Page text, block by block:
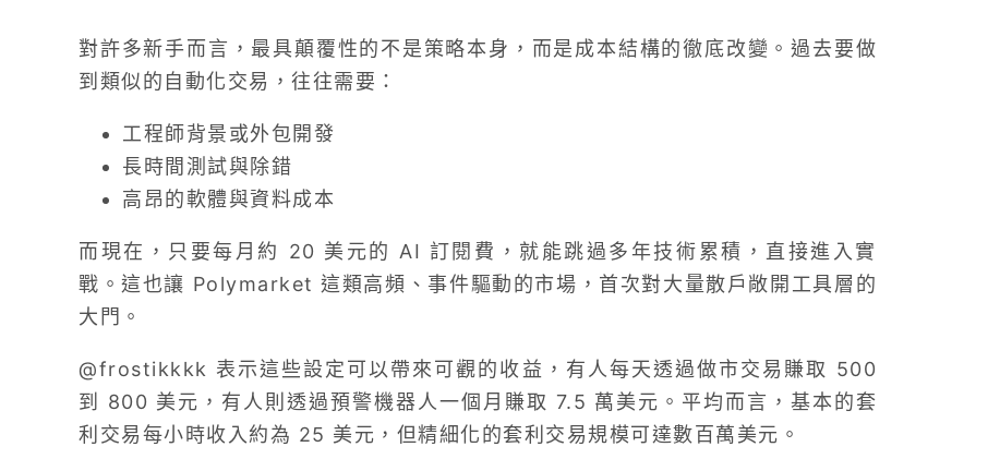
對許多新手而言，最具顛覆性的不是策略本身，而是成本結構的徹底改變。過去要做
到類似的自動化交易，往往需要：
工程師背景或外包開發
長時間測試與除錯
高昂的軟體與資料成本
而現在，只要每月約 20 美元的 AI 訂閱費，就能跳過多年技術累積，直接進入實
戰。這也讓 Polymarket 這類高頻、事件驅動的市場，首次對大量散戶敞開工具層的
大門。
@frostikkkk 表示這些設定可以帶來可觀的收益，有人每天透過做市交易賺取 500
到 800 美元，有人則透過預警機器人一個月賺取 7.5 萬美元。平均而言，基本的套
利交易每小時收入約為 25 美元，但精細化的套利交易規模可達數百萬美元。